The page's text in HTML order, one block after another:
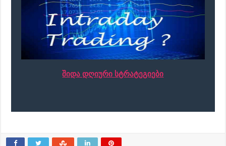
შიდა დღიური სტრატეგიები